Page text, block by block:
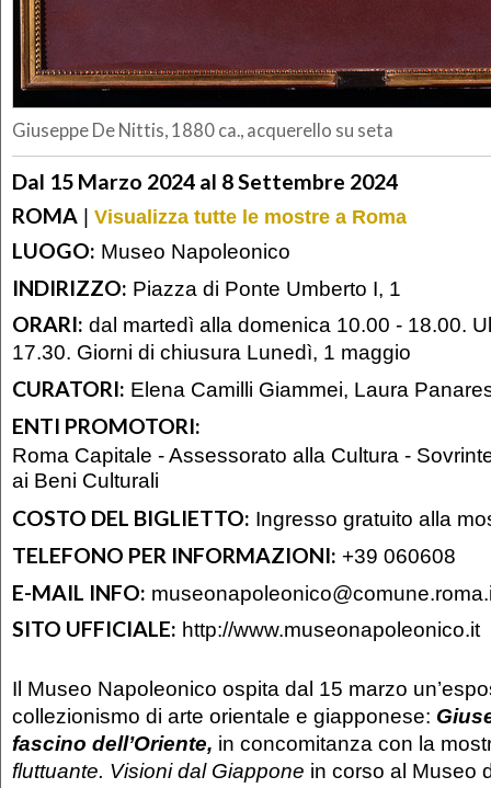
Giuseppe De Nittis, 1880 ca., acquerello su seta
Dal 15 Marzo 2024 al 8 Settembre 2024
ROMA | Visualizza tutte le mostre a Roma
LUOGO: Museo Napoleonico
INDIRIZZO: Piazza di Ponte Umberto I, 1
ORARI: dal martedì alla domenica 10.00 - 18.00.
17.30. Giorni di chiusura Lunedì, 1 maggio
CURATORI: Elena Camilli Giammei, Laura
ENTI PROMOTORI:
Roma Capitale - Assessorato alla Cultura -
ai Beni Culturali
COSTO DEL BIGLIETTO: Ingresso gratuito alla
TELEFONO PER INFORMAZIONI: +39 060608
E-MAIL INFO:
SITO UFFICIALE: http://www.museonapoleonico.it
Il Museo Napoleonico ospita dal 15 marzo
collezionismo di arte orientale e giapponese:
fascino dell’Oriente, in concomitanza con la
fluttuante. Visioni dal Giappone in corso al Museo